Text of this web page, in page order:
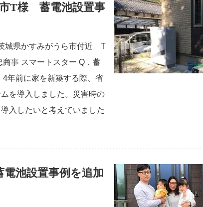
T様 蓄電池設置事
城県かすみがうら市付近 T
事 スマートスター Q．蓄
年前に家を新築する際、省
を導入しました。災害時の
入したいと考えていました
池設置事例を追加